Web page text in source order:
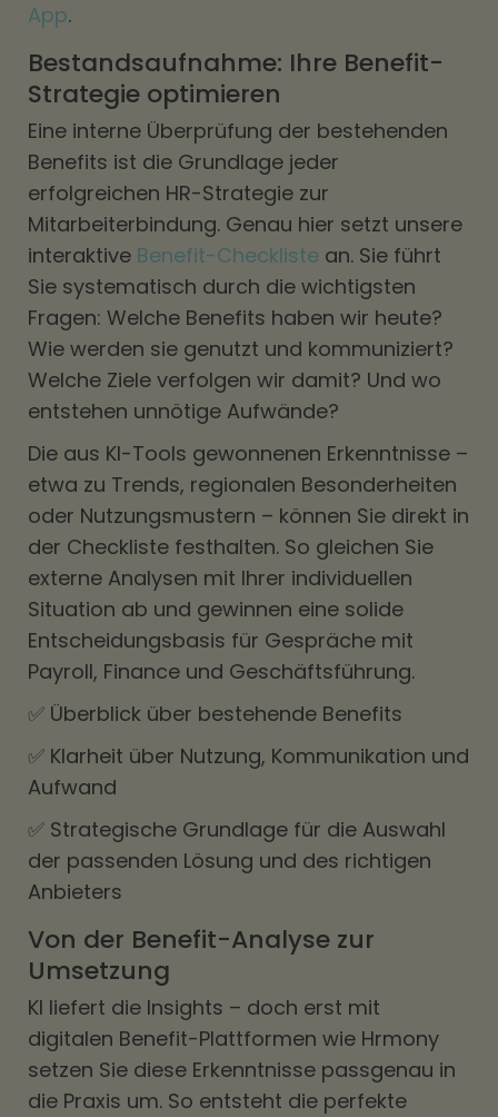
App.
Bestandsaufnahme: Ihre Benefit-
Strategie optimieren
Eine interne Überprüfung der bestehenden
Benefits ist die Grundlage jeder
erfolgreichen HR-Strategie zur
Mitarbeiterbindung. Genau hier setzt unsere
interaktive Benefit-Checkliste an. Sie führt
Sie systematisch durch die wichtigsten
Fragen: Welche Benefits haben wir heute?
Wie werden sie genutzt und kommuniziert?
Welche Ziele verfolgen wir damit? Und wo
entstehen unnötige Aufwände?
Die aus KI-Tools gewonnenen Erkenntnisse –
etwa zu Trends, regionalen Besonderheiten
oder Nutzungsmustern – können Sie direkt in
der Checkliste festhalten. So gleichen Sie
externe Analysen mit Ihrer individuellen
Situation ab und gewinnen eine solide
Entscheidungsbasis für Gespräche mit
Payroll, Finance und Geschäftsführung.
✅ Überblick über bestehende Benefits
✅ Klarheit über Nutzung, Kommunikation und
Aufwand
✅ Strategische Grundlage für die Auswahl
der passenden Lösung und des richtigen
Anbieters
Von der Benefit-Analyse zur
Umsetzung
KI liefert die Insights – doch erst mit
digitalen Benefit-Plattformen wie Hrmony
setzen Sie diese Erkenntnisse passgenau in
die Praxis um. So entsteht die perfekte